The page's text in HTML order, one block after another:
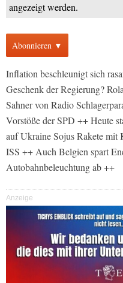
angezeigt werden.
Abonnieren ▼
Inflation beschleunigt sich
Geschenk der Regierung?
Sahner von Radio
Vorstöße der SPD ++ Heute
auf Ukraine Sojus Rakete mit
ISS ++ Auch Belgien spart
Autobahnbeleuchtung ab ++
Anzeige